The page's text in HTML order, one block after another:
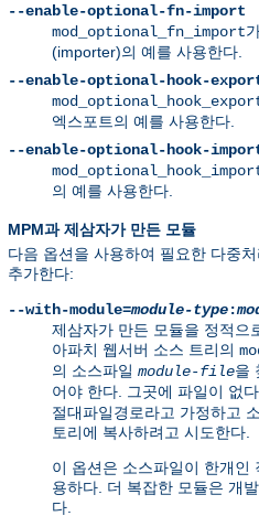
--enable-optional-fn-import
mod_optional_fn_import
(importer)의 예를 사용한다.
--enable-optional-hook-
엑스포트의 예를 사용한다.
--enable-optional-hook-
의 예를 사용한다.
MPM과 제삼자가 만든 모듈
다음 옵션을 사용하여 필요한 다중
추가한다:
--with-module=module-type:
제삼자가 만든 모듈을 정적으
아파치 웹서버 소스 트리의
의 소스파일 module-file을
어야 한다. 그곳에 파일이 없
절대파일경로라고 가정하고
토리에 복사하려고 시도한다.
이 옵션은 소스파일이 한개인
용하다. 더 복잡한 모듈은 개
다.